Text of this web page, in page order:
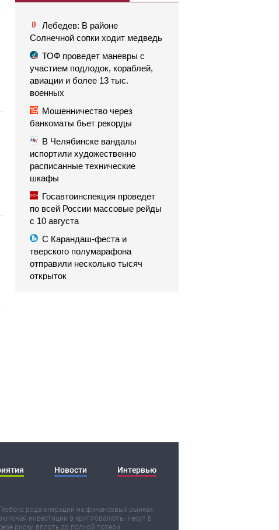
Лебедев: В районе
Солнечной сопки ходит медведь
ТОФ проведет маневры с
участием подлодок, кораблей,
авиации и более 13 тыс.
военных
Мошенничество через
банкоматы бьет рекорды
В Челябинске вандалы
испортили художественно
расписанные технические
шкафы
Госавтоинспекция проведет
по всей России массовые рейды
с 10 августа
С Карандаш-феста и
тверского полумарафона
отправили несколько тысяч
открыток
Новости Интервью
рода операции на финансовых рынках,
инвестиции в криптовалюты, несут в
риски вплоть до полной потери